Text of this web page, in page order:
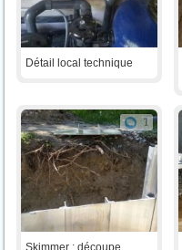
Détail local technique
1
Skimmer : découpe